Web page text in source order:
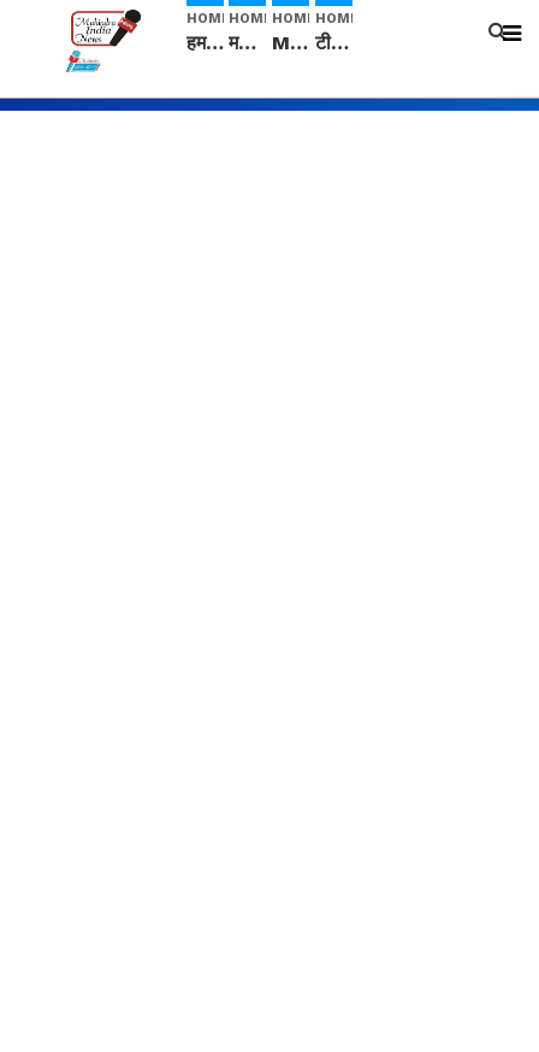
HOME
हम सनातनी..." सांसद kangana Ranaut से क्या बोली लड़की? Viral Jantar-Mantar | CJP protest
HOME
मनीषा हत्याकांड: हत्या, आत्महत्या या कोई बड़ा राज? | Full Story | Josh Haryana
HOME
Mangalsutra: हिंदू धर्म में शादी के बाद मंगलसूत्र क्यों पहनती है महिलाएं, किसने शुरु की ये परंपरा
HOME
टीम बीकेई ने एग्रीकल्चर ग्रेड की यूरिया खाद गट्टों में बदलकर टेक्निकल ग्रेड में बेचने वालों पर करवाई कार्रवाई: लखविंदर सिंह औलख